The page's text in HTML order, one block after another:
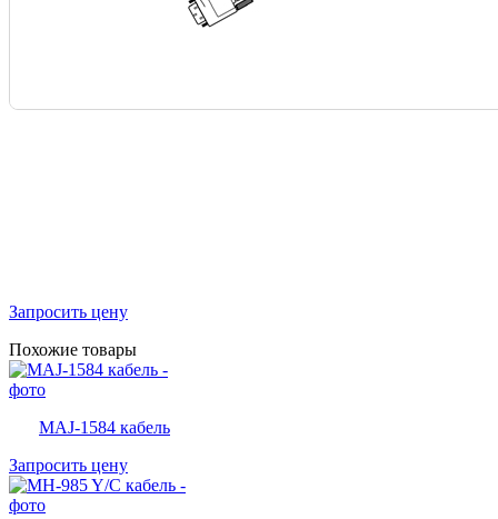
Запросить цену
Похожие товары
MAJ-1584 кабель
Запросить цену